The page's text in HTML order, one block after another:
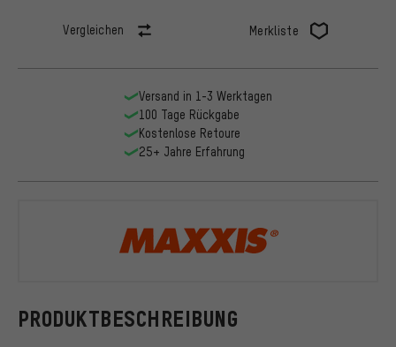
Vergleichen Merkliste
PRODUKTBESCHREIBUNG
Versand in 1-3 Werktagen
100 Tage Rückgabe
Kostenlose Retoure
25+ Jahre Erfahrung